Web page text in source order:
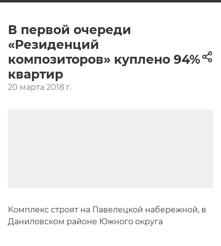
В первой очереди
«Резиденций
композиторов» куплено 94%
квартир
20 марта 2018 г.
Комплекс строят на Павелецкой набережной, в
Даниловском районе Южного округа